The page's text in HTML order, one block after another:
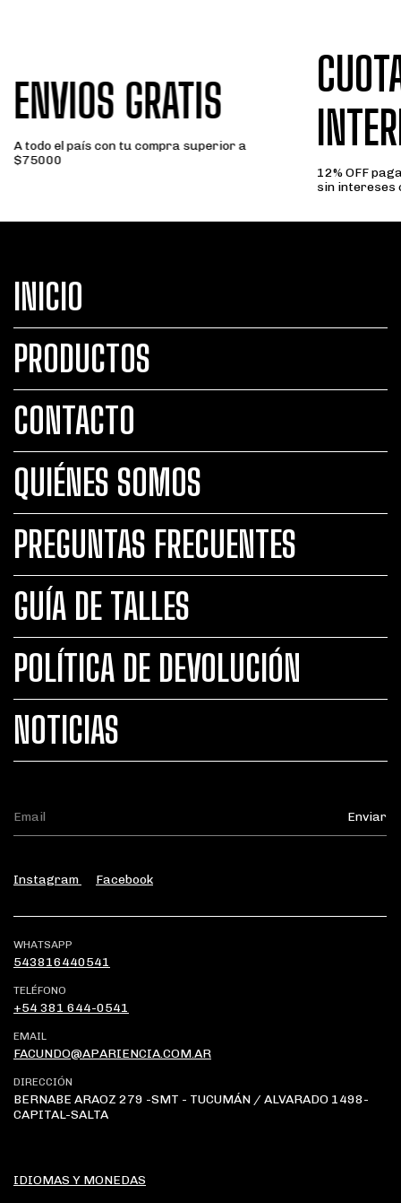
ENVIOS GRATIS
A todo el país con tu compra superior a
$75000
12% OFF
sin intereses
INICIO
PRODUCTOS
CONTACTO
QUIÉNES SOMOS
PREGUNTAS FRECUENTES
GUÍA DE TALLES
POLÍTICA DE DEVOLUCIÓN
NOTICIAS
Instagram Facebook
WHATSAPP
543816440541
TELÉFONO
+54 381 644-0541
EMAIL
FACUNDO@APARIENCIA.COM.AR
DIRECCIÓN
BERNABE ARAOZ 279 -SMT - TUCUMÁN / ALVARADO 1498-
CAPITAL-SALTA
IDIOMAS Y MONEDAS